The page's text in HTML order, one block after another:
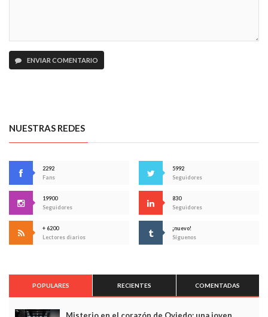
ENVIAR COMENTARIO
NUESTRAS REDES
2292
Fans
5992
Seguidores
19900
Seguidores
830
Seguidores
+ 6200
Lectores diarios
¡nuevo!
Síguenos
POPULARES RECIENTES COMENTADAS